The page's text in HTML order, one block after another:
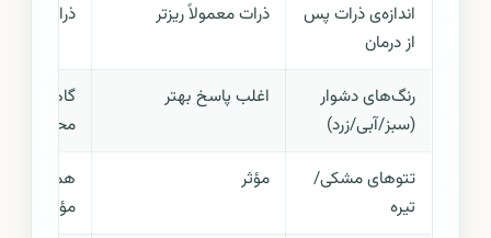
اندازه‌ی ذرات پس
از درمان
ذرات معمولاً ریزتر ذرات
رنگ‌های دشوار
(سبز/آبی/زرد)
اغلب پاسخ بهتر
گاهی پاسخ
محدودتر
تتوهای مشکی/
تیره
مؤثر
همچنان
مؤثر